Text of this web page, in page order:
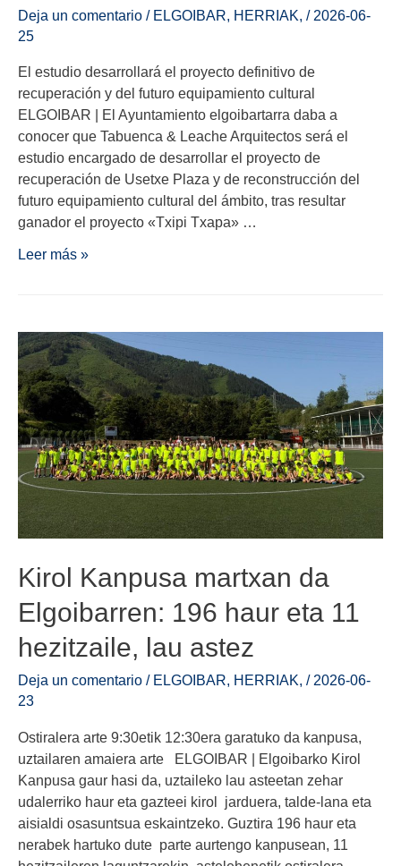
Deja un comentario / ELGOIBAR HERRIAK / 2026-06-
25
El estudio desarrollará el proyecto definitivo de
recuperación y del futuro equipamiento cultural
ELGOIBAR | El Ayuntamiento elgoibartarra daba a
conocer que Tabuenca & Leache Arquitectos será el
estudio encargado de desarrollar el proyecto de
recuperación de Usetxe Plaza y de reconstrucción del
futuro equipamiento cultural del ámbito, tras resultar
ganador el proyecto «Txipi Txapa» …
Leer más »
Kirol Kanpusa martxan da
Elgoibarren: 196 haur eta 11
hezitzaile, lau astez
Deja un comentario / ELGOIBAR, HERRIAK, / 2026-06-
23
Ostiralera arte 9:30etik 12:30era garatuko da kanpusa,
uztailaren amaiera arte ELGOIBAR | Elgoibarko Kirol
Kanpusa gaur hasi da, uztaileko lau asteetan zehar
udalerriko haur eta gazteei kirol jarduera, talde-lana eta
aisialdi osasuntsua eskaintzeko. Guztira 196 haur eta
nerabek hartuko dute parte aurtengo kanpusean, 11